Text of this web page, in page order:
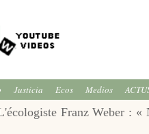
Justicia Ecos Medios
Franz Weber : «